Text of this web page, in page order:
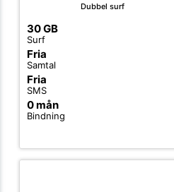
Dubbel surf
30 GB
Surf
Fria
Samtal
Fria
SMS
0 mån
Bindning